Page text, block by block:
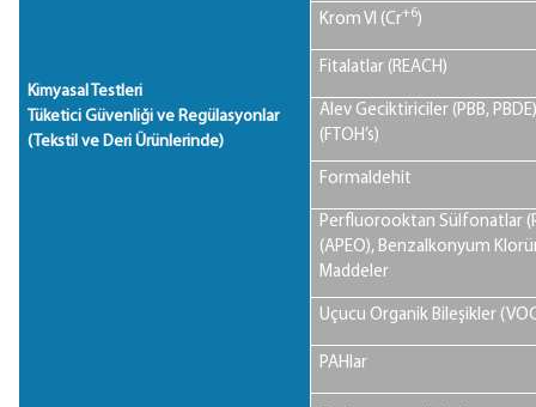
Kimyasal Testleri
Tüketici Güvenliği ve Regülasyonlar
(Tekstil ve Deri Ürünlerinde)
Krom VI (Cr+6)
Fitalatlar (REACH)
Alev Geciktiriciler (PBB,
(FTOH’s)
Formaldehit
Perfluorooktan Sülfonatlar
(APEO), Benzalkonyum
Maddeler
Uçucu Organik Bileşikler
PAHlar